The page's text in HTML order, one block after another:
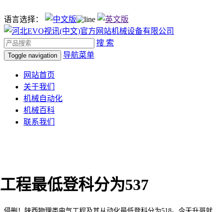
语言选择：
搜 索
Toggle navigation 导航菜单
网站首页
关于我们
机械自动化
机械百科
联系我们
程最低登科分为537